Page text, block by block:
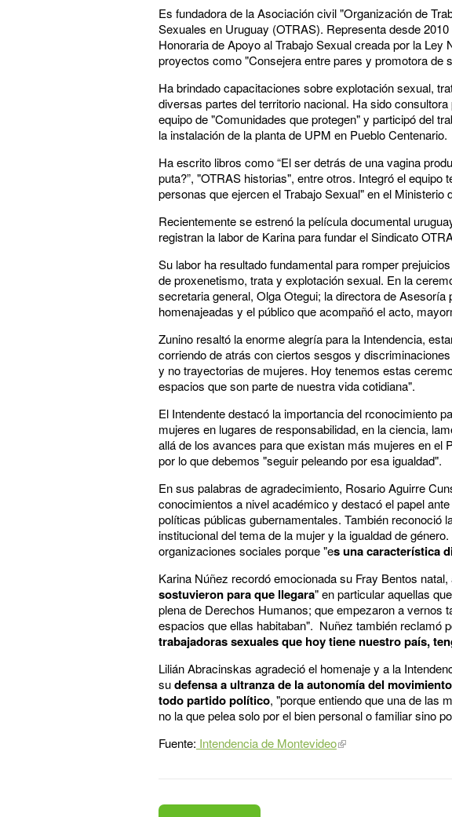
Es fundadora de la Asociación civil "Organización de
Sexuales en Uruguay (OTRAS). Representa desde
Honoraria de Apoyo al Trabajo Sexual creada por la
proyectos como "Consejera entre pares y promotora de
Ha brindado capacitaciones sobre explotación sexual,
diversas partes del territorio nacional. Ha sido
equipo de "Comunidades que protegen" y participó del
la instalación de la planta de UPM en Pueblo Centenario.
Ha escrito libros como “El ser detrás de una vagina
puta?”, "OTRAS historias", entre otros. Integró el
personas que ejercen el Trabajo Sexual" en el Ministerio
Recientemente se estrenó la película documental
registran la labor de Karina para fundar el Sindicato
Su labor ha resultado fundamental para romper
de proxenetismo, trata y explotación sexual. En la
secretaria general, Olga Otegui; la directora de
homenajeadas y el público que acompañó el acto,
Zunino resaltó la enorme alegría para la Intendencia,
corriendo de atrás con ciertos sesgos y
y no trayectorias de mujeres. Hoy tenemos estas
espacios que son parte de nuestra vida cotidiana".
El Intendente destacó la importancia del rconocimiento
mujeres en lugares de responsabilidad, en la ciencia,
allá de los avances para que existan más mujeres en
por lo que debemos "seguir peleando por esa igualdad".
En sus palabras de agradecimiento, Rosario Aguirre
conocimientos a nivel académico y destacó el papel
políticas públicas gubernamentales. También reconoció
institucional del tema de la mujer y la igualdad de
organizaciones sociales porque "es una característica
Karina Núñez recordó emocionada su Fray Bentos
sostuvieron para que llegara" en particular aquellas
plena de Derechos Humanos; que empezaron a
espacios que ellas habitaban". Nuñez también reclamó
trabajadoras sexuales que hoy tiene nuestro país,
Lilián Abracinskas agradeció el homenaje y a la
sudefensa a ultranza de la autonomía del
todo partido político, "porque entiendo que una de las
no la que pelea solo por el bien personal o familiar sino
Fuente: Intendencia de Montevideo